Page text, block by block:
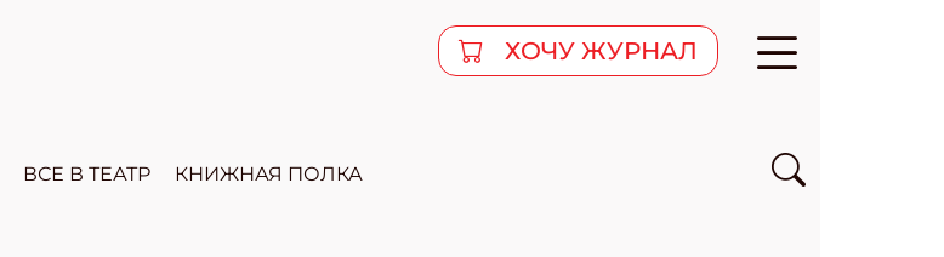
ХОЧУ ЖУРНАЛ
ВСЕ В ТЕАТР КНИЖНАЯ ПОЛКА